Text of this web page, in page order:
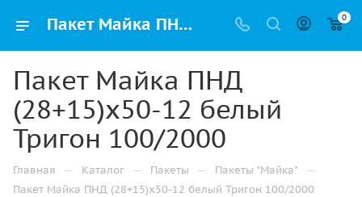
Пакет Майка ПНД (28+15)х50-12 белый Тригон 100/2000 купить в Казани с доставкой оптом и в розницу 0
Пакет Майка ПНД
(28+15)х50-12 белый
Тригон 100/2000
Главная — Каталог — Пакеты — Пакеты "Майка" —
Пакет Майка ПНД (28+15)х50-12 белый Тригон 100/2000